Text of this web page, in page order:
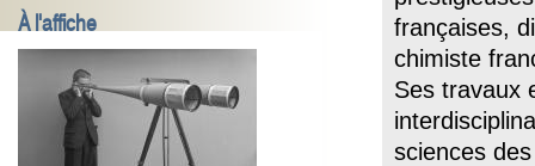
À l'affiche
françaises,
chimiste
Ses travaux
sciences